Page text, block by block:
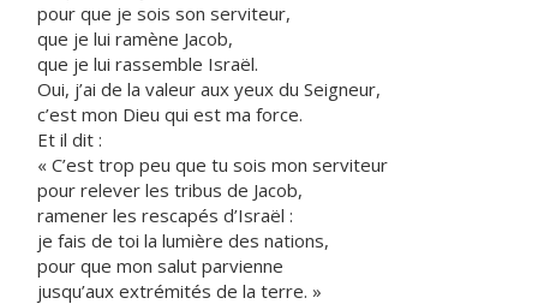
pour que je sois son serviteur,
que je lui ramène Jacob,
que je lui rassemble Israël.
Oui, j’ai de la valeur aux yeux du Seigneur,
c’est mon Dieu qui est ma force.
Et il dit :
« C’est trop peu que tu sois mon serviteur
pour relever les tribus de Jacob,
ramener les rescapés d’Israël :
je fais de toi la lumière des nations,
pour que mon salut parvienne
jusqu’aux extrémités de la terre. »